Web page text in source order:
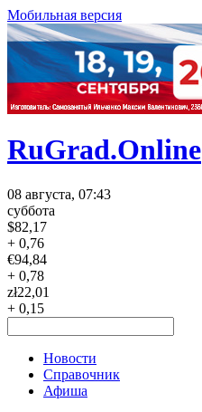
Мобильная версия
RuGrad.Online
08 августа, 07:43
суббота
$82,17
+ 0,76
€94,84
+ 0,78
zł22,01
+ 0,15
Новости
Справочник
Афиша